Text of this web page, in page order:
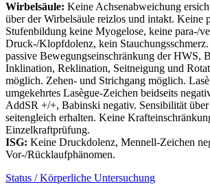
Wirbelsäule: Keine Achsenabweichung
über der Wirbelsäule reizlos und intakt. Keine
Stufenbildung keine Myogelose, keine para-/
Druck-/Klopfdolenz, kein
passive Bewegungseinschränkung der HWS,
Inklination, Reklination, Seitneigung und
möglich. Zehen- und Strichgang möglich.
umgekehrtes Lasègue-Zeichen beidseits
AddSR +/+, Babinski negativ. Sensibilität
seitengleich erhalten. Keine
Einzelkraftprüfung.
ISG: Keine Druckdolenz, Mennell-Zeichen
Vor-/Rücklaufphänomen.
Status / Körperliche Untersuchung